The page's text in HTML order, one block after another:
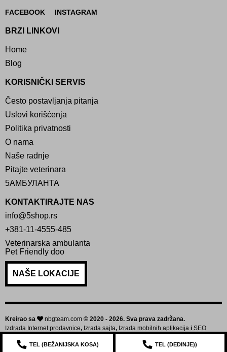
FACEBOOK INSTAGRAM
BRZI LINKOVI
Home
Blog
KORISNIČKI SERVIS
Često postavljanja pitanja
Uslovi korišćenja
Politika privatnosti
O nama
Naše radnje
Pitajte veterinara
5АМБУЛАНТА
KONTAKTIRAJTE NAS
info@5shop.rs
+381-11-4555-485
Veterinarska ambulanta
Pet Friendly doo
NAŠE LOKACIJE
Kreirao sa nbgteam.com © 2020 - 2026. Sva prava zadržana.
Izdrada Internet prodavnice, Izrada sajta, Izrada mobilnih aplikacija i SEO
TEL (BEŽANIJSKA KOSA) TEL (DEDINJE))